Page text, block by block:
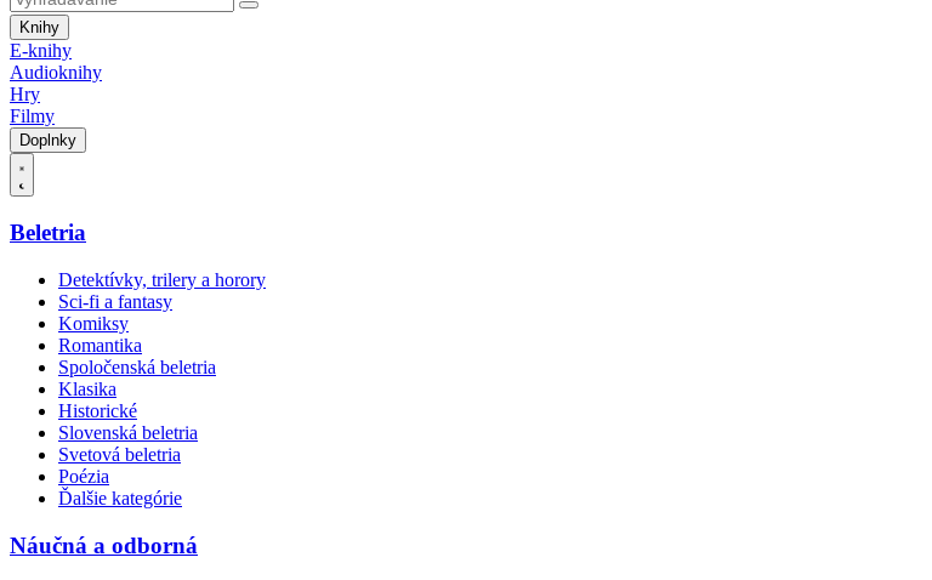
Knihy
E-knihy
Audioknihy
Hry
Filmy
Doplnky
Beletria
Detektívky, trilery a horory
Sci-fi a fantasy
Komiksy
Romantika
Spoločenská beletria
Klasika
Historické
Slovenská beletria
Svetová beletria
Poézia
Ďalšie kategórie
Náučná a odborná